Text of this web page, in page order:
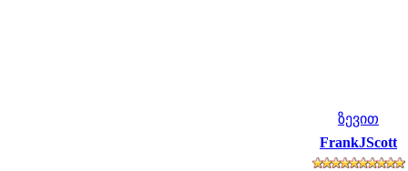
ზევით
FrankJScott